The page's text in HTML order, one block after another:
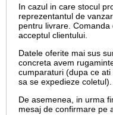
In cazul in care stocul
reprezentantul de
pentru livrare.
acceptul clientului.
Datele oferite mai sus
concreta avem
cumparaturi (dupa ce
sa se expedieze coletul).
De asemenea, in urma
mesaj de confirmare pe